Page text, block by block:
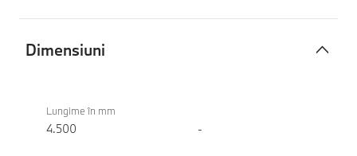
Dimensiuni
eDrive20
Lungime în mm
4.500 -